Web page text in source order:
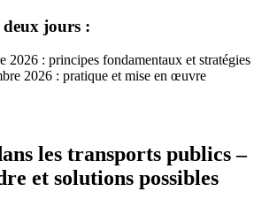
Retour
jours :
2026 : principes fondamentaux et stratégies
2026 : pratique et mise en œuvre
les transports publics –
et solutions possibles